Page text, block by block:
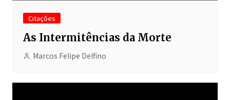
Citações
As Intermitências da Morte
Marcos Felipe Delfino